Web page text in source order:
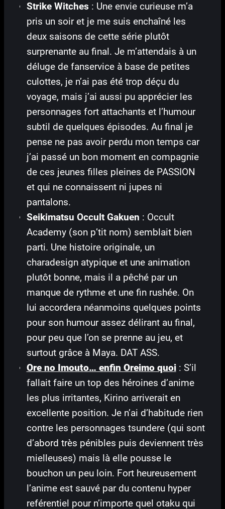
Strike Witches : Une envie curieuse m’a
pris un soir et je me suis enchaîné les
deux saisons de cette série plutôt
surprenante au final. Je m’attendais à un
déluge de fanservice à base de petites
culottes, je n’ai pas été trop déçu du
voyage, mais j’ai aussi pu apprécier les
personnages fort attachants et l’humour
subtil de quelques épisodes. Au final je
pense ne pas avoir perdu mon temps car
j’ai passé un bon moment en compagnie
de ces jeunes filles pleines de PASSION
et qui ne connaissent ni jupes ni
pantalons.
Seikimatsu Occult Gakuen : Occult
Academy (son p’tit nom) semblait bien
parti. Une histoire originale, un
charadesign atypique et une animation
plutôt bonne, mais il a pêché par un
manque de rythme et une fin rushée. On
lui accordera néanmoins quelques points
pour son humour assez délirant au final,
pour peu que l’on se prenne au jeu, et
surtout grâce à Maya. DAT ASS.
Ore no Imouto… enfin Oreimo quoi: S’il
fallait faire un top des héroines d’anime
les plus irritantes, Kirino arriverait en
excellente position. Je n’ai d’habitude rien
contre les personnages tsundere (qui sont
d’abord très pénibles puis deviennent très
mielleuses) mais là elle pousse le
bouchon un peu loin. Fort heureusement
l’anime est sauvé par du contenu hyper
reférentiel pour n’importe quel otaku qui